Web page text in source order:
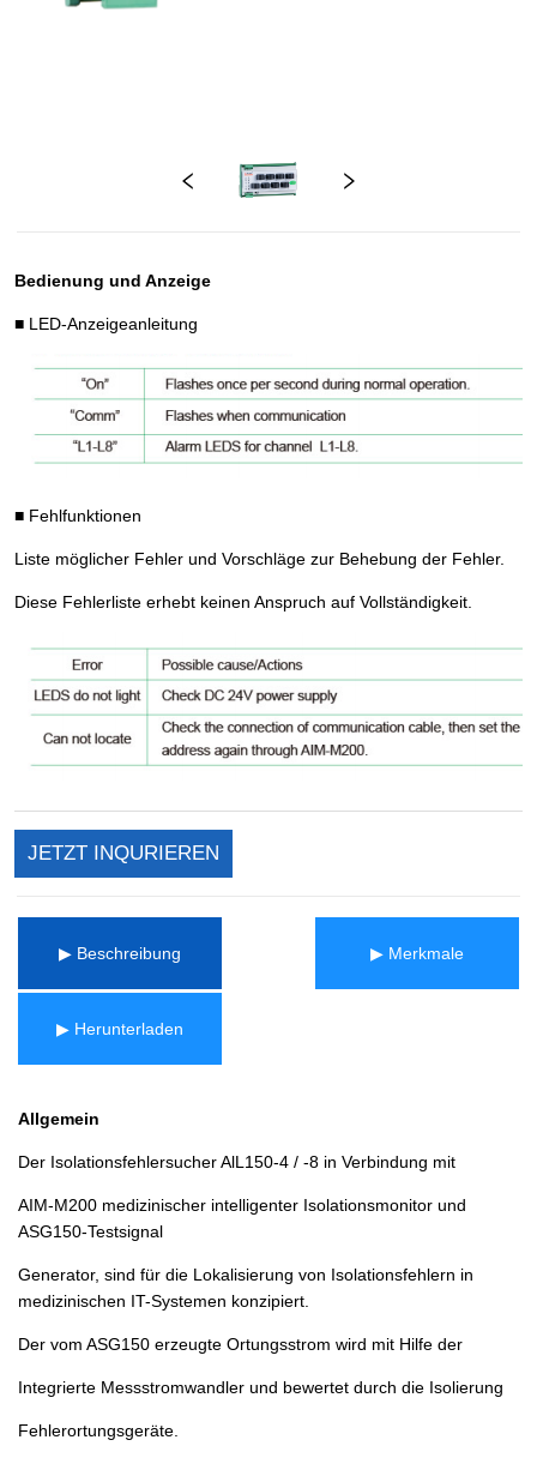
JETZT INQURIEREN
▶ Beschreibung ▶ Merkmale
▶ Herunterladen